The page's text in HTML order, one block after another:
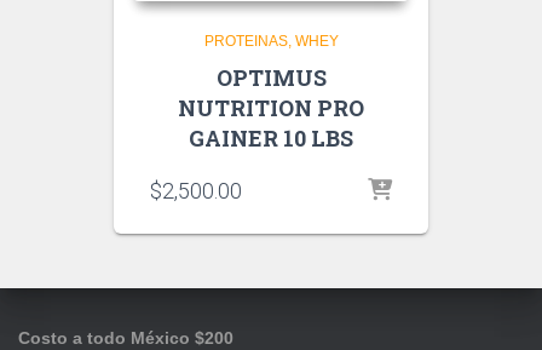
PROTEINAS WHEY
OPTIMUS
NUTRITION PRO
GAINER 10 LBS
$2,500.00
Costo a todo México $200